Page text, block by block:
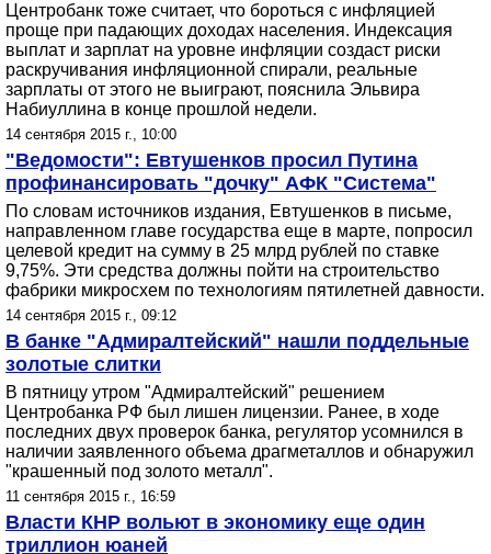
Центробанк тоже считает, что бороться с инфляцией
проще при падающих доходах населения. Индексация
выплат и зарплат на уровне инфляции создаст риски
раскручивания инфляционной спирали, реальные
зарплаты от этого не выиграют, пояснила Эльвира
Набиуллина в конце прошлой недели.
14 сентября 2015 г., 10:00
"Ведомости": Евтушенков просил Путина
профинансировать "дочку" АФК "Система"
По словам источников издания, Евтушенков в письме,
направленном главе государства еще в марте, попросил
целевой кредит на сумму в 25 млрд рублей по ставке
9,75%. Эти средства должны пойти на строительство
фабрики микросхем по технологиям пятилетней давности.
14 сентября 2015 г., 09:12
В банке "Адмиралтейский" нашли поддельные
золотые слитки
В пятницу утром "Адмиралтейский" решением
Центробанка РФ был лишен лицензии. Ранее, в ходе
последних двух проверок банка, регулятор усомнился в
наличии заявленного объема драгметаллов и обнаружил
"крашенный под золото металл".
11 сентября 2015 г., 16:59
Власти КНР вольют в экономику еще один
триллион юаней